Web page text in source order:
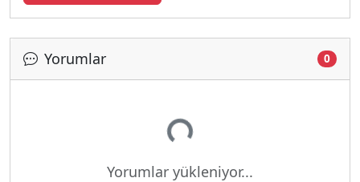
Yorumlar 0
Yükleniyor...
Yorumlar yükleniyor...